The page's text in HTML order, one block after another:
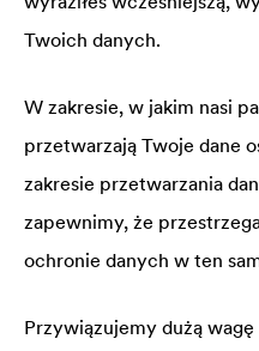
Twoich danych.
W zakresie, w jakim nasi
przetwarzają Twoje dane
zakresie przetwarzania
zapewnimy, że
ochronie danych w ten
Przywiązujemy dużą